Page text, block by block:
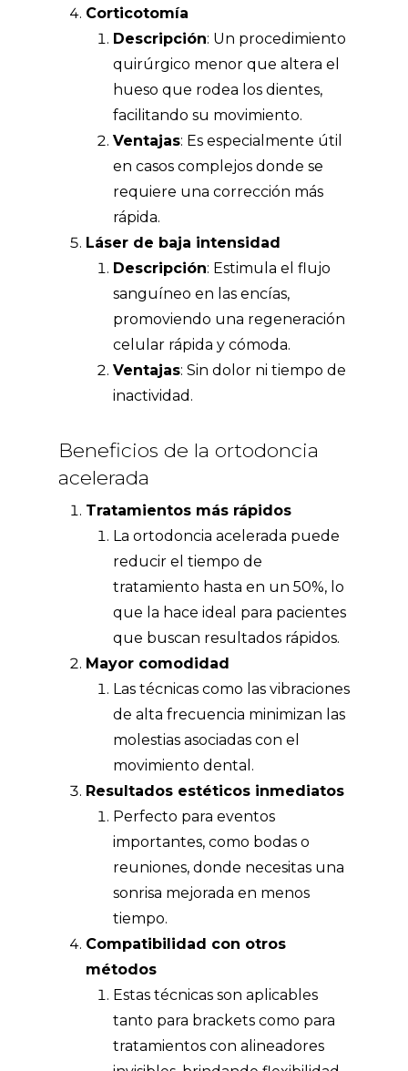
Corticotomía
Descripción: Un procedimiento
quirúrgico menor que altera el
hueso que rodea los dientes,
facilitando su movimiento.
Ventajas: Es especialmente útil
en casos complejos donde se
requiere una corrección más
rápida.
Láser de baja intensidad
Descripción: Estimula el flujo
sanguíneo en las encías,
promoviendo una regeneración
celular rápida y cómoda.
Ventajas: Sin dolor ni tiempo de
inactividad.
Beneficios de la ortodoncia
acelerada
Tratamientos más rápidos
La ortodoncia acelerada puede
reducir el tiempo de
tratamiento hasta en un 50%, lo
que la hace ideal para pacientes
que buscan resultados rápidos.
Mayor comodidad
Las técnicas como las vibraciones
de alta frecuencia minimizan las
molestias asociadas con el
movimiento dental.
Resultados estéticos inmediatos
Perfecto para eventos
importantes, como bodas o
reuniones, donde necesitas una
sonrisa mejorada en menos
tiempo.
Compatibilidad con otros
métodos
Estas técnicas son aplicables
tanto para brackets como para
tratamientos con alineadores